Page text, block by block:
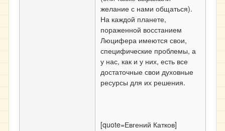
желание с нами общаться).
На каждой планете,
пораженной восстанием
Люцифера имеются свои,
специфические проблемы, а
у нас, как и у них, есть все
достаточные свои духовные
ресурсы для их решения.
[quote=Евгений Катков]